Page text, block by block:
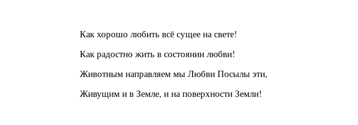
Как хорошо любить всё сущее на свете!
Как радостно жить в состоянии любви!
Животным направляем мы Любви Посылы эти,
Живущим и в Земле, и на поверхности Земли!